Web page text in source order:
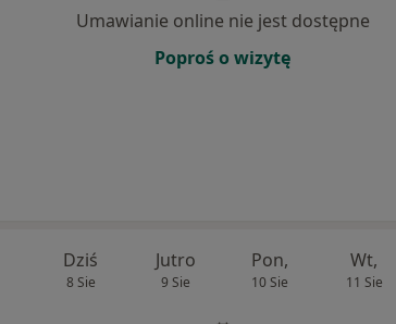
Umawianie online nie jest dostępne
Poproś o wizytę
Dziś
8 Sie
Jutro
9 Sie
Pon,
10 Sie
Wt,
11 Sie